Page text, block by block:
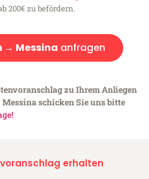
200€ zu befördern.
→ Messina anfragen
zu Ihrem Anliegen
schicken Sie uns bitte
erhalten